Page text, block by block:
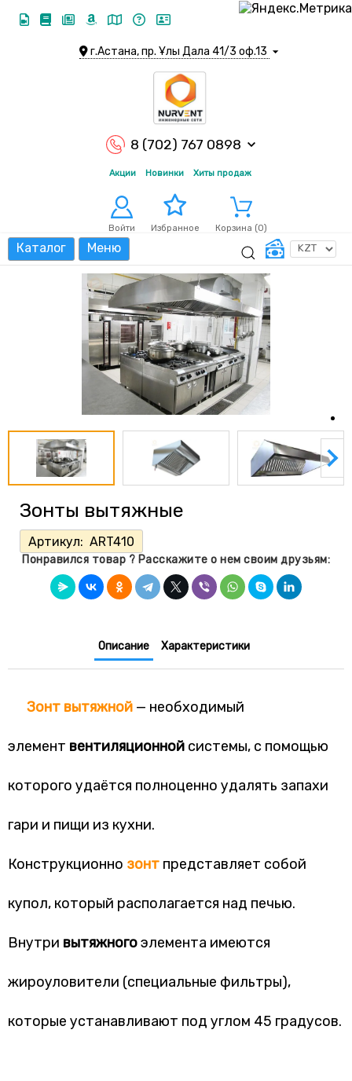
г.Астана, пр. Ұлы Дала 41/3 оф.13
8 (702) 767 0898
Акции Новинки Хиты продаж
Войти Избранное Корзина (0)
Каталог Меню
Зонты вытяжные
Артикул: ART410
Понравился товар ? Расскажите о нем своим друзьям:
Описание Характеристики
Зонт вытяжной — необходимый
элемент вентиляционной системы, с помощью
которого удаётся полноценно удалять запахи
гари и пищи из кухни.
Конструкционно зонт представляет собой
купол, который располагается над печью.
Внутри вытяжногоэлемента имеются
жироуловители (специальные фильтры),
которые устанавливают под углом 45 градусов.